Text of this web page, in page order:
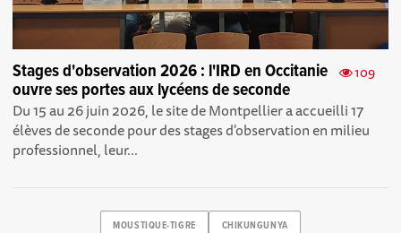
109
Stages d'observation 2026 : l'IRD en Occitanie
ouvre ses portes aux lycéens de seconde
Du 15 au 26 juin 2026, le site de Montpellier a accueilli 17
élèves de seconde pour des stages d'observation en milieu
professionnel, leur...
MOUSTIQUE-TIGRE CHIKUNGUNYA